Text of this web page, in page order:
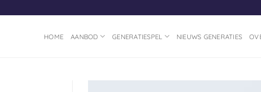
HOME AANBOD GENERATIESPEL NIEUWS GENERATIES